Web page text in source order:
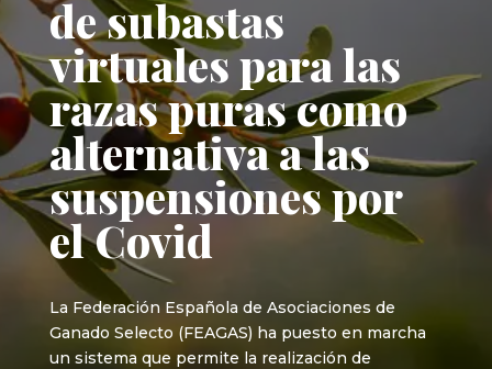
de subastas
virtuales para las
razas puras como
alternativa a las
suspensiones por
el Covid
La Federación Española de Asociaciones de
Ganado Selecto (FEAGAS) ha puesto en marcha
un sistema que permite la realización de